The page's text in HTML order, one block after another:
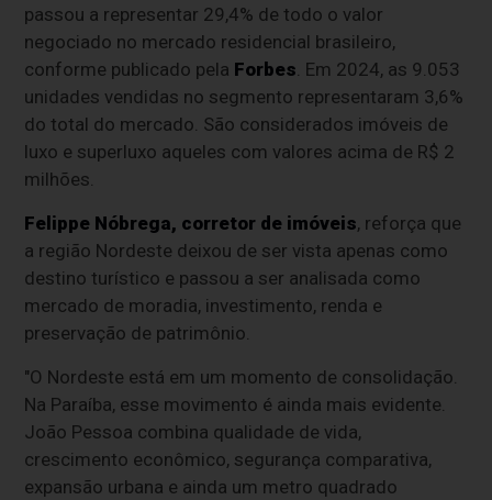
passou a representar 29,4% de todo o valor
negociado no mercado residencial brasileiro,
conforme publicado pela Forbes. Em 2024, as 9.053
unidades vendidas no segmento representaram 3,6%
do total do mercado. São considerados imóveis de
luxo e superluxo aqueles com valores acima de R$ 2
milhões.
Felippe Nóbrega, corretor de imóveis, reforça que
a região Nordeste deixou de ser vista apenas como
destino turístico e passou a ser analisada como
mercado de moradia, investimento, renda e
preservação de patrimônio.
"O Nordeste está em um momento de consolidação.
Na Paraíba, esse movimento é ainda mais evidente.
João Pessoa combina qualidade de vida,
crescimento econômico, segurança comparativa,
expansão urbana e ainda um metro quadrado